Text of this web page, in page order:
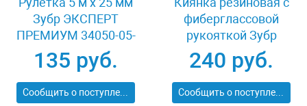
Зубр ЭКСПЕРТ
ПРЕМИУМ 34050-05-
25_z01
135 руб.
Сообщить о поступлении
фиберглассовой
рукояткой Зубр
ЭКСПЕРТ 2053-
60_z01
240 руб.
Сообщить о поступлении